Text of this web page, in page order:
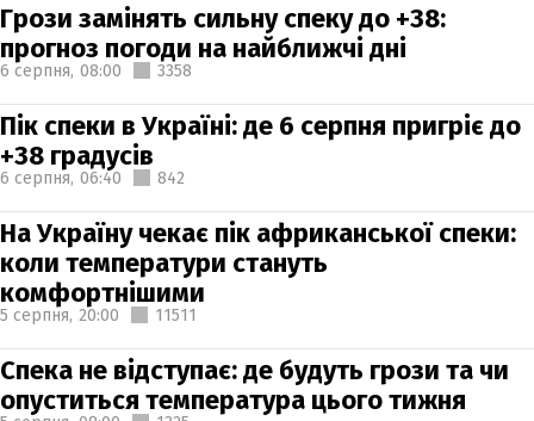
Грози замінять сильну спеку до +38:
прогноз погоди на найближчі дні
6 серпня, 08:00 3358
Пік спеки в Україні: де 6 серпня пригріє до
+38 градусів
6 серпня, 06:40 842
На Україну чекає пік африканської спеки:
коли температури стануть
комфортнішими
5 серпня, 20:00 11511
Спека не відступає: де будуть грози та чи
опуститься температура цього тижня